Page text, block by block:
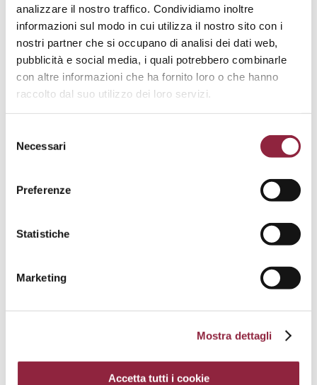
analizzare il nostro traffico. Condividiamo inoltre
informazioni sul modo in cui utilizza il nostro sito con i
nostri partner che si occupano di analisi dei dati web,
pubblicità e social media, i quali potrebbero combinarle
con altre informazioni che ha fornito loro o che hanno
raccolto dal suo utilizzo dei loro servizi.
delNecessari
Preferenze
Statistiche
Marketing
Mostra dettagli
Accetta tutti i cookie
Adatto per ambienti difficili grazie alla sua resistenza
e schermatura elettromagnetica.
Scopri di più
04. Costruzioni
Scopri di più
Scopri di più
06. Illuminazione
Scopri di più